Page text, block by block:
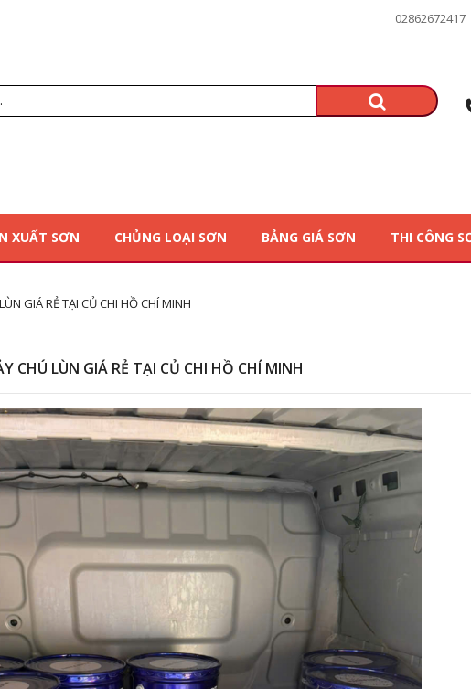
02862672417
XUẤT SƠN CHỦNG LOẠI SƠN BẢNG GIÁ SƠN THI CÔNG
GIÁ RẺ TẠI CỦ CHI HỒ CHÍ MINH
CHÚ LÙN GIÁ RẺ TẠI CỦ CHI HỒ CHÍ MINH